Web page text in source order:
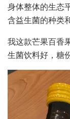
身体整体的生态
含益生菌的种类
我这款芒果百香
生菌饮料好，糖